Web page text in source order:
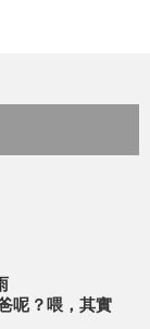
呢？喂，其實